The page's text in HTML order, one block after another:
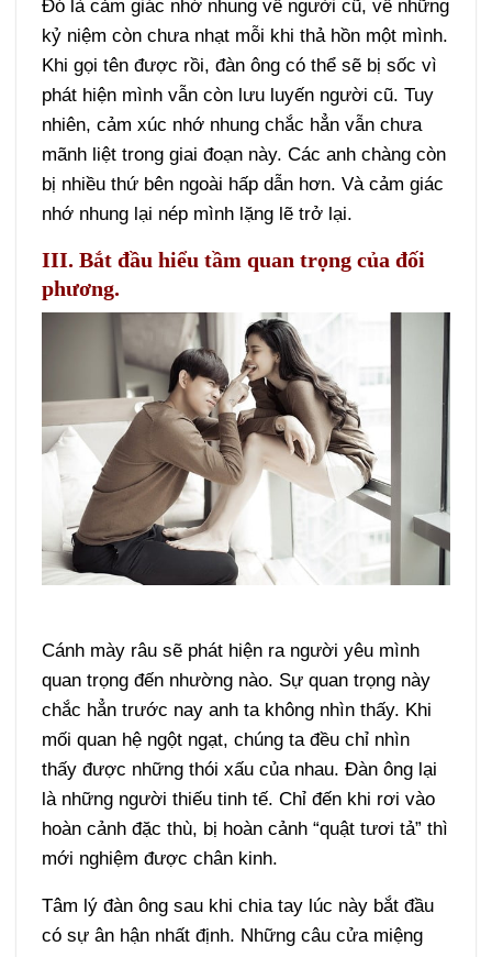
Đó là cảm giác nhớ nhung về người cũ, về những
kỷ niệm còn chưa nhạt mỗi khi thả hồn một mình.
Khi gọi tên được rồi, đàn ông có thể sẽ bị sốc vì
phát hiện mình vẫn còn lưu luyến người cũ. Tuy
nhiên, cảm xúc nhớ nhung chắc hẳn vẫn chưa
mãnh liệt trong giai đoạn này. Các anh chàng còn
bị nhiều thứ bên ngoài hấp dẫn hơn. Và cảm giác
nhớ nhung lại nép mình lặng lẽ trở lại.
III. Bắt đầu hiểu tầm quan trọng của đối
phương.
Cánh mày râu sẽ phát hiện ra người yêu mình
quan trọng đến nhường nào. Sự quan trọng này
chắc hẳn trước nay anh ta không nhìn thấy. Khi
mối quan hệ ngột ngạt, chúng ta đều chỉ nhìn
thấy được những thói xấu của nhau. Đàn ông lại
là những người thiếu tinh tế. Chỉ đến khi rơi vào
hoàn cảnh đặc thù, bị hoàn cảnh “quật tươi tả” thì
mới nghiệm được chân kinh.
Tâm lý đàn ông sau khi chia tay lúc này bắt đầu
có sự ân hận nhất định. Những câu cửa miệng